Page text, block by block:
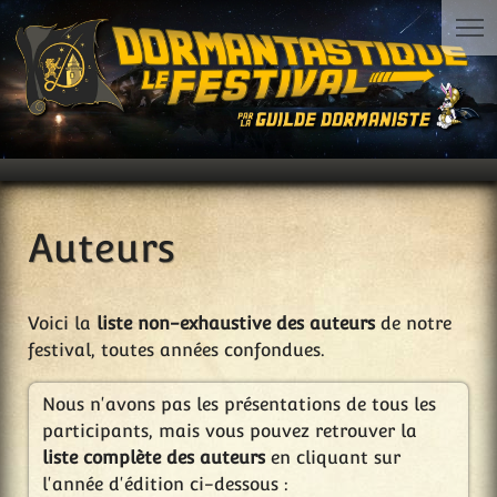
Auteurs
Voici la liste non-exhaustive des auteursde notre
festival, toutes années confondues.
Nous n'avons pas les présentations de tous les
participants, mais vous pouvez retrouver la
liste complète des auteursen cliquant sur
l'année d'édition ci-dessous :